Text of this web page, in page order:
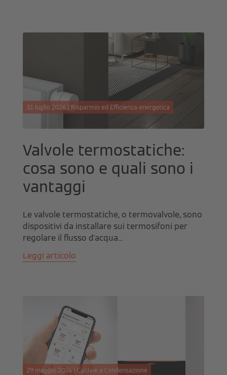
31 luglio 2026 | Risparmio ed Efficienza energetica
Valvole termostatiche:
cosa sono e quali sono i
vantaggi
Le valvole termostatiche, o termovalvole, sono
dispositivi da installare sui termosifoni per
regolare il flusso d'acqua...
Leggi articolo
29 maggio 2026 | Caldaie a Condensazione